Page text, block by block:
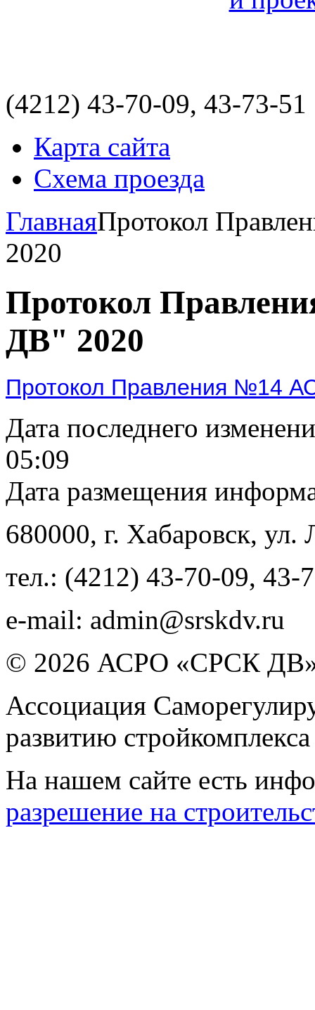
(4212) 43-70-09, 43-73-51
Карта сайта
Схема проезда
ГлавнаяПротокол
2020
Протокол
ДВ" 2020
Протокол Правления №14
Дата последнего
05:09
Дата размещения
680000, г. Хабаровск, ул.
тел.: (4212) 43-70-09, 43-
e-mail: admin@srskdv.ru
© 2026 АСРО «СРСК
Ассоциация
развитию
На нашем сайте есть
разрешение на